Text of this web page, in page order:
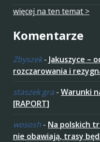
więcej na ten temat >
Komentarze
Zbyszek- Jakuszyce –
rozczarowania i
staszek gra - Warunki
[RAPORT]
wososh - Na polskich
nie obawiają, trasy